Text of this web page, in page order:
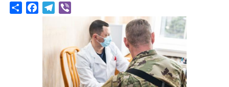
ShareFacebookTelegram